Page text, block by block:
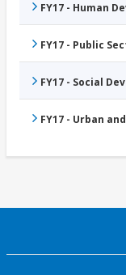
FY17 - Human
FY17 - Public
FY17 - Social
FY17 - Urban